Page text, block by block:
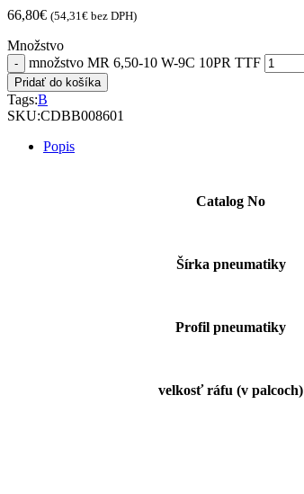
66,80€ (54,31€ bez DPH)
Množstvo
množstvo MR 6,50-10 W-9C 10PR TTF
Pridať do košíka
Tags:B
SKU:CDBB008601
Popis
Catalog No
Šírka pneumatiky
Profil pneumatiky
velkosť ráfu (v palcoch)